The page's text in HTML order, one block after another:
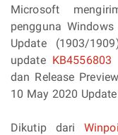
Microsoft
pengguna
Update (1903/
update KB4556803
dan Release
10 May 2020
Dikutip dari